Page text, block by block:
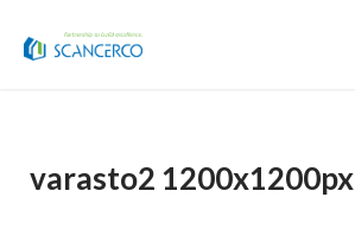
varasto2 1200x1200px